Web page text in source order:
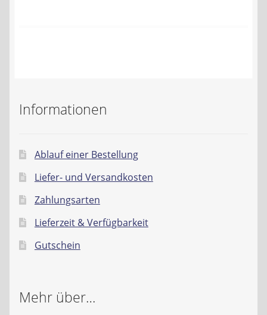
Datenschutzerklärung
Informationen
Ablauf einer Bestellung
Liefer- und Versandkosten
Zahlungsarten
Lieferzeit & Verfügbarkeit
Gutschein
Mehr über…